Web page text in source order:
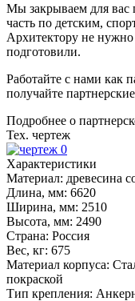
Мы закрываем для
часть по детским,
Архитектору не
подготовили.
Работайте с нами как
получайте
Подробнее о
Тех. чертеж
Характеристики
Материал: древесина
Длина, мм: 6620
Ширина, мм: 2510
Высота, мм: 2490
Страна: Россия
Вес, кг: 675
Материал корпуса:
покраской
Тип крепления: